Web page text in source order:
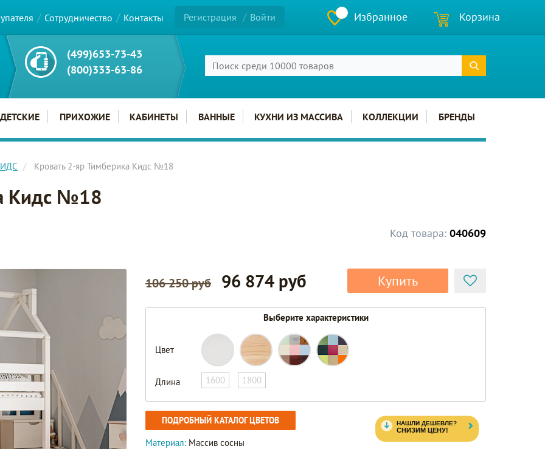
Сотрудничество Контакты Регистрация Войти Избранное Корзина
(499)653-73-43
(800)333-63-86
ДЕТСКИЕ ПРИХОЖИЕ КАБИНЕТЫ ВАННЫЕ КУХНИ ИЗ МАССИВА КОЛЛЕКЦИИ БРЕНДЫ
Кровать 2-яр Тимберика Кидс №18
Кидс №18
Код товара: 040609
106 250 руб 96 874 руб Купить
Выберите характеристики
Цвет
Длина 1600 1800
ПОДРОБНЫЙ КАТАЛОГ ЦВЕТОВ
Материал: Массив сосны